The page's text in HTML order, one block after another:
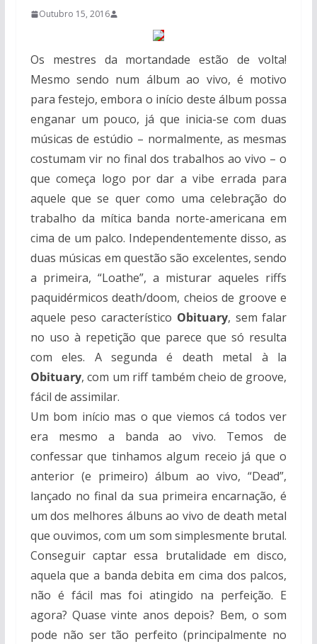
Outubro 15, 2016
Os mestres da mortandade estão de volta!
Mesmo sendo num álbum ao vivo, é motivo
para festejo, embora o início deste álbum possa
enganar um pouco, já que inicia-se com duas
músicas de estúdio – normalmente, as mesmas
costumam vir no final dos trabalhos ao vivo – o
que começa logo por dar a vibe errada para
aquele que se quer como uma celebração do
trabalho da mítica banda norte-americana em
cima de um palco. Independentemente disso, as
duas músicas em questão são excelentes, sendo
a primeira, “Loathe”, a misturar aqueles riffs
paquidérmicos death/doom, cheios de groove e
aquele peso característico Obituary, sem falar
no uso à repetição que parece que só resulta
com eles. A segunda é death metal à la
Obituary, com um riff também cheio de groove,
fácil de assimilar.
Um bom início mas o que viemos cá todos ver
era mesmo a banda ao vivo. Temos de
confessar que tinhamos algum receio já que o
anterior (e primeiro) álbum ao vivo, “Dead”,
lançado no final da sua primeira encarnação, é
um dos melhores álbuns ao vivo de death metal
que ouvimos, com um som simplesmente brutal.
Conseguir captar essa brutalidade em disco,
aquela que a banda debita em cima dos palcos,
não é fácil mas foi atingido na perfeição. E
agora? Quase vinte anos depois? Bem, o som
pode não ser tão perfeito (principalmente no